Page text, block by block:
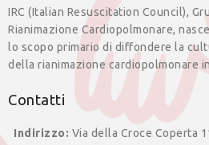
IRC (Italian Resuscitation Council),
Rianimazione Cardiopolmonare,
lo scopo primario di diffondere la
della rianimazione cardiopolmonare
Contatti
Indirizzo: Via della Croce Coperta